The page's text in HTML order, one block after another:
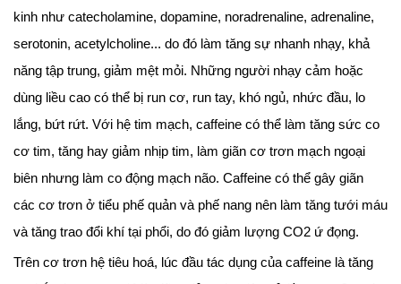
kinh như catecholamine, dopamine, noradrenaline, adrenaline,
serotonin, acetylcholine... do đó làm tăng sự nhanh nhạy, khả
năng tập trung, giảm mệt mỏi. Những người nhạy cảm hoặc
dùng liều cao có thể bị run cơ, run tay, khó ngủ, nhức đầu, lo
lắng, bứt rứt. Với hệ tim mạch, caffeine có thể làm tăng sức co
cơ tim, tăng hay giảm nhịp tim, làm giãn cơ trơn mạch ngoại
biên nhưng làm co động mạch não. Caffeine có thể gây giãn
các cơ trơn ở tiểu phế quản và phế nang nên làm tăng tưới máu
và tăng trao đổi khí tại phổi, do đó giảm lượng CO2 ứ đọng.
Trên cơ trơn hệ tiêu hoá, lúc đầu tác dụng của caffeine là tăng